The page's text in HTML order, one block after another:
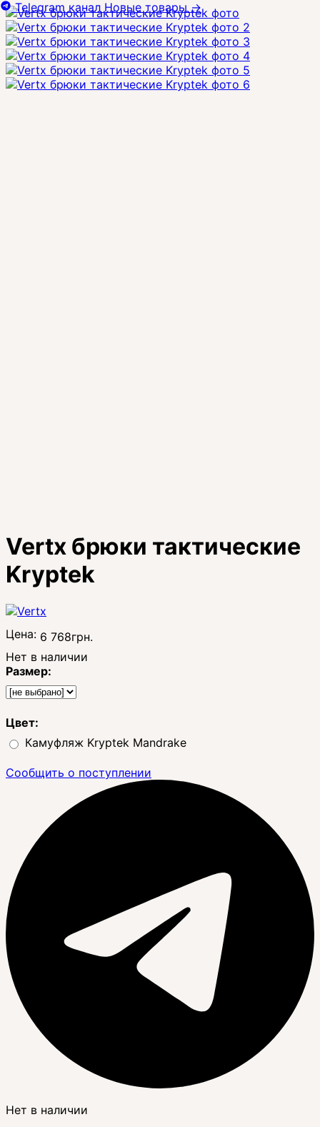
Vertx брюки тактические
Kryptek
Цена: 6 768грн.
Нет в наличии
Размер:
Цвет:
Камуфляж Kryptek Mandrake
Сообщить о поступлении
Нет в наличии
Telegram канал Новые товары→